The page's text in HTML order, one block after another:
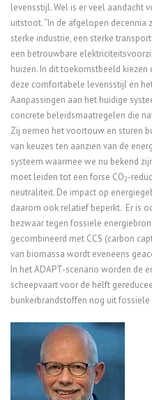
levensstijl. Wel is er veel aandacht
uitstoot. “In de afgelopen
sterke industrie, een sterke
een betrouwbare
huizen. In dit toekomstbeeld
deze comfortabele levensstijl en
Aanpassingen aan het huidige
concrete beleidsmaatregelen die
Zij nemen het voortouw en sturen
van keuzes ten aanzien van de
systeem waarmee we nu bekend
moet leiden tot een forse CO2-
neutraliteit. De impact op
daarom ook relatief beperkt. Er is
bezwaar tegen fossiele
gecombineerd met CCS (carbon
van biomassa wordt eveneens
In het ADAPT-scenario worden de
scheepvaart voor de helft
bunkerbrandstoffen nog uit fossiele